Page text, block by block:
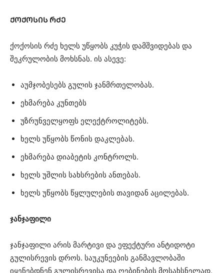
ᲥᲝᲥᲝᲡᲘᲡ ᲠᲫᲔ
ქოქოსის რძე ხელს უწყობს კუჭის დამშვიდებას და
შეკრულობის მოხსნას. ის ასევე:
აუმჯობესებს გულის ჯანმრთელობას.
ეხმარება კუნთებს
უზრუნველყოფს ელექტროლიტებს.
ხელს უწყობს წონის დაკლებას.
ეხმარება დიაბეტის კონტროლს.
ხელს უშლის სახსრების ანთებას.
ხელს უწყობს წყლულების თავიდან აცილებას.
ჯანჯაფილი
ჯანჯაფილი არის მარტივი და ეფექტური ანტიდოტი
გულისრევის დროს. საუკუნეების განმავლობაში
იყენებდნენ გულისრევისა და ღებინების მოსახსნელად,